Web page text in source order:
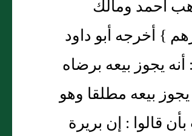
أحمد ومالك
} أخرجه أبو داود
يجوز بيعه برضاه
بيعه مطلقا وهو
قالوا : إن بريرة